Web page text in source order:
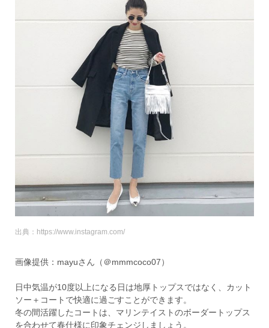
出典：https://www.instagram.com/
画像提供：mayuさん（＠mmmcoco07）
日中気温が10度以上になる日は地厚トップスではなく、カット
ソー＋コートで快適に過ごすことができます。
冬の間活躍したコートは、マリンテイストのボーダートップス
を合わせて春仕様に印象チェンジしましょう。